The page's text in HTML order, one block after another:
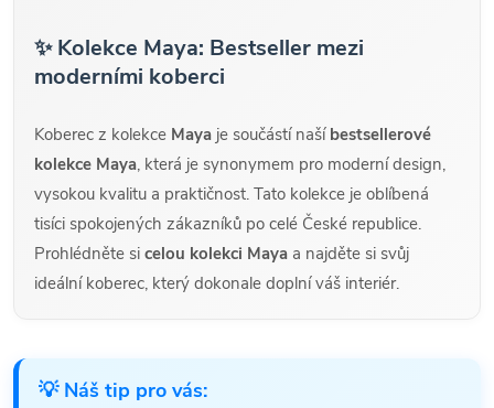
✨ Kolekce Maya: Bestseller mezi
moderními koberci
Koberec z kolekce Maya je součástí naší bestsellerové
kolekce Maya, která je synonymem pro moderní design,
vysokou kvalitu a praktičnost. Tato kolekce je oblíbená
tisíci spokojených zákazníků po celé České republice.
Prohlédněte si celou kolekci Maya a najděte si svůj
ideální koberec, který dokonale doplní váš interiér.
💡 Náš tip pro vás: